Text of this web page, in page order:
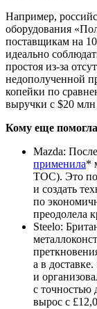
Например,
оборудования
поставщикам на
идеально
простоя из-за
недополученной
копейки по
выручки с $20 млн
Кому еще
Mazda:
применила*
ТОС). Это
и создать
по
преодолела
Steelo:
а в
и
с точностью
вырос с